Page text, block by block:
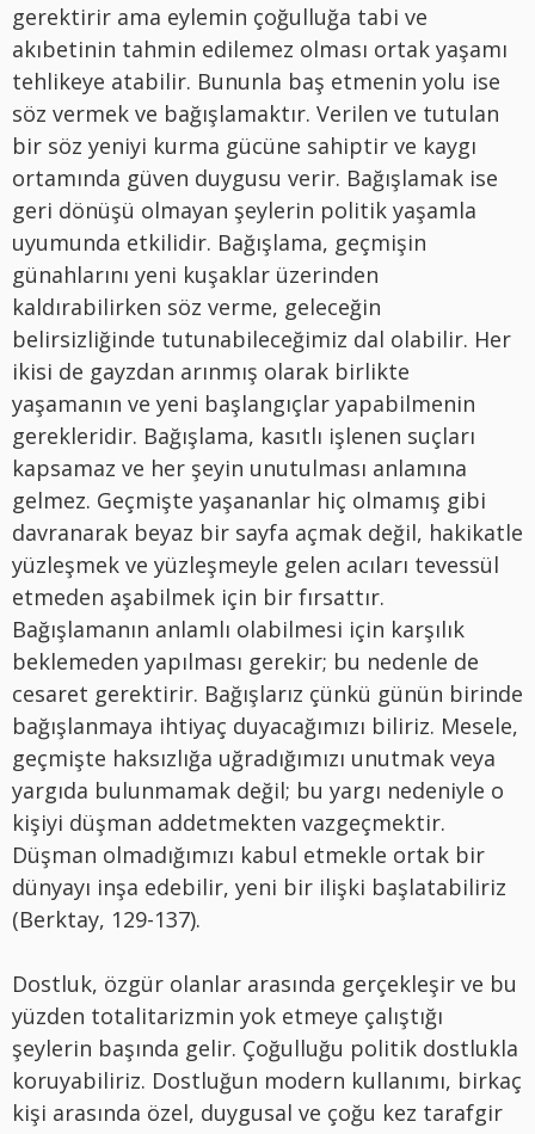
gerektirir ama eylemin çoğulluğa tabi ve
akıbetinin tahmin edilemez olması ortak yaşamı
tehlikeye atabilir. Bununla baş etmenin yolu ise
söz vermek ve bağışlamaktır. Verilen ve tutulan
bir söz yeniyi kurma gücüne sahiptir ve kaygı
ortamında güven duygusu verir. Bağışlamak ise
geri dönüşü olmayan şeylerin politik yaşamla
uyumunda etkilidir. Bağışlama, geçmişin
günahlarını yeni kuşaklar üzerinden
kaldırabilirken söz verme, geleceğin
belirsizliğinde tutunabileceğimiz dal olabilir. Her
ikisi de gayzdan arınmış olarak birlikte
yaşamanın ve yeni başlangıçlar yapabilmenin
gerekleridir. Bağışlama, kasıtlı işlenen suçları
kapsamaz ve her şeyin unutulması anlamına
gelmez. Geçmişte yaşananlar hiç olmamış gibi
davranarak beyaz bir sayfa açmak değil, hakikatle
yüzleşmek ve yüzleşmeyle gelen acıları tevessül
etmeden aşabilmek için bir fırsattır.
Bağışlamanın anlamlı olabilmesi için karşılık
beklemeden yapılması gerekir; bu nedenle de
cesaret gerektirir. Bağışlarız çünkü günün birinde
bağışlanmaya ihtiyaç duyacağımızı biliriz. Mesele,
geçmişte haksızlığa uğradığımızı unutmak veya
yargıda bulunmamak değil; bu yargı nedeniyle o
kişiyi düşman addetmekten vazgeçmektir.
Düşman olmadığımızı kabul etmekle ortak bir
dünyayı inşa edebilir, yeni bir ilişki başlatabiliriz
(Berktay, 129-137).
Dostluk, özgür olanlar arasında gerçekleşir ve bu
yüzden totalitarizmin yok etmeye çalıştığı
şeylerin başında gelir. Çoğulluğu politik dostlukla
koruyabiliriz. Dostluğun modern kullanımı, birkaç
kişi arasında özel, duygusal ve çoğu kez tarafgir